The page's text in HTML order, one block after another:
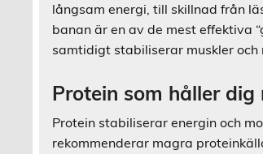
långsam energi, till skillnad från
banan är en av de mest effektiva
samtidigt stabiliserar muskler och
Protein som håller
Protein stabiliserar energin och
rekommenderar magra